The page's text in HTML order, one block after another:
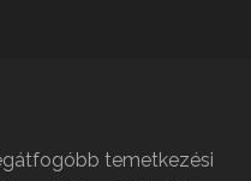
temetkezési